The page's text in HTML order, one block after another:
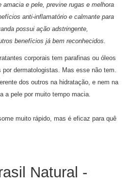
amacia e pele, previne rugas e melhora
anti-inflamatório e calmante para
possui ação adstringente,
benefícios já bem reconhecidos.
corporais tem parafinas ou óleos
dermatologistas. Mas esse não tem.
dos outros na hidratação, e nem na
a pele por muito tempo macia.
muito rápido, mas é eficaz para quê
Natural -